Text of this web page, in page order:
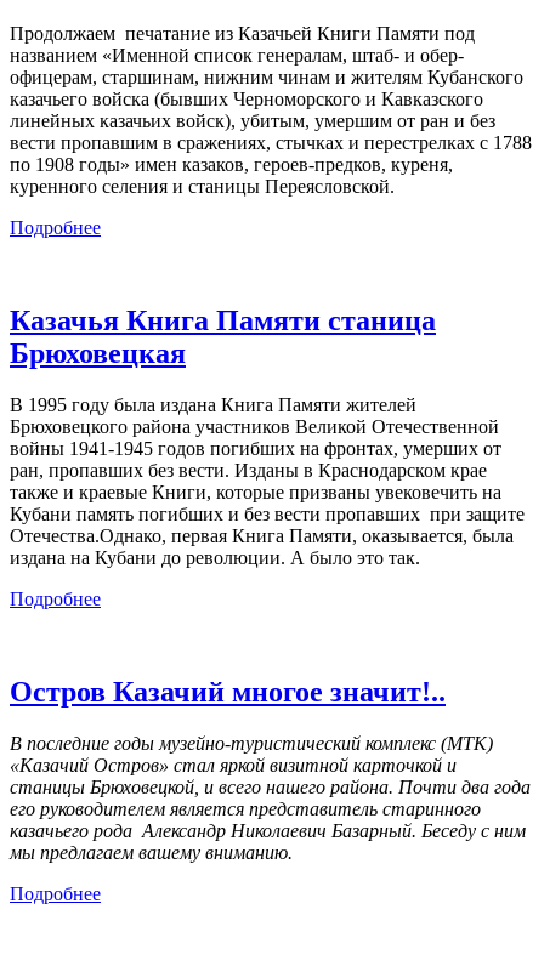
Продолжаем печатание из Казачьей Книги Памяти под
названием «Именной список генералам, штаб- и обер-
офицерам, старшинам, нижним чинам и жителям Кубанского
казачьего войска (бывших Черноморского и Кавказского
линейных казачьих войск), убитым, умершим от ран и без
вести пропавшим в сражениях, стычках и перестрелках с 1788
по 1908 годы» имен казаков, героев-предков, куреня,
куренного селения и станицы Переясловской.
Подробнее
Казачья Книга Памяти станица
Брюховецкая
В 1995 году была издана Книга Памяти жителей
Брюховецкого района участников Великой Отечественной
войны 1941-1945 годов погибших на фронтах, умерших от
ран, пропавших без вести. Изданы в Краснодарском крае
также и краевые Книги, которые призваны увековечить на
Кубани память погибших и без вести пропавших при защите
Отечества.Однако, первая Книга Памяти, оказывается, была
издана на Кубани до революции. А было это так.
Подробнее
Остров Казачий многое значит!..
В последние годы музейно-туристический комплекс (МТК)
«Казачий Остров» стал яркой визитной карточкой и
станицы Брюховецкой, и всего нашего района. Почти два года
его руководителем является представитель старинного
казачьего рода Александр Николаевич Базарный. Беседу с ним
мы предлагаем вашему вниманию.
Подробнее